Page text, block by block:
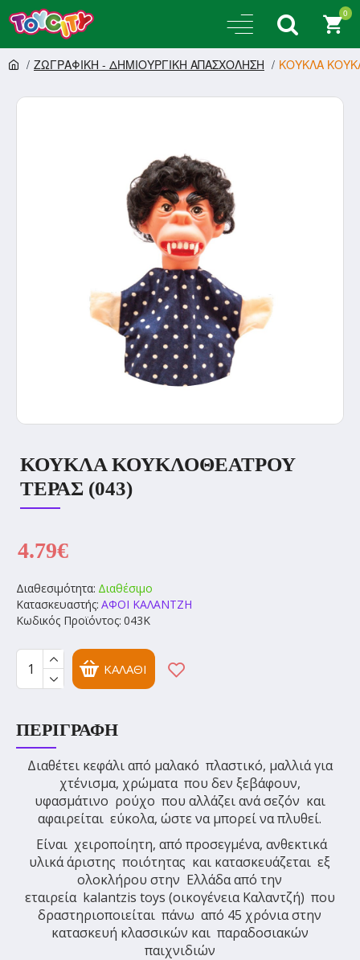
0
ΖΩΓΡΑΦΙΚΗ - ΔΗΜΙΟΥΡΓΙΚΗ ΑΠΑΣΧΟΛΗΣΗ ΚΟΥΚΛΑ
ΚΟΥΚΛΑ ΚΟΥΚΛΟΘΕΑΤΡΟΥ
ΤΕΡΑΣ (043)
Διαθεσιμότητα: Διαθέσιμο
Κατασκευαστής: ΑΦΟΙ ΚΑΛΑΝΤΖΗ
Κωδικός Προϊόντος: 043K
4.79€
ΚΑΛΆΘΙ
ΠΕΡΙΓΡΑΦΉ
Διαθέτει κεφάλι από μαλακό πλαστικό, μαλλιά για
χτένισμα, χρώματα που δεν ξεβάφουν,
υφασμάτινο ρούχο που αλλάζει ανά σεζόν και
αφαιρείται εύκολα, ώστε να μπορεί να πλυθεί.
Είναι χειροποίητη, από προσεγμένα, ανθεκτικά
υλικά άριστης ποιότητας και κατασκευάζεται εξ
ολοκλήρου στην Ελλάδα από την
εταιρεία kalantzis toys (οικογένεια Καλαντζή) που
δραστηριοποιείται πάνω από 45 χρόνια στην
κατασκευή κλασσικών και παραδοσιακών
παιχνιδιών